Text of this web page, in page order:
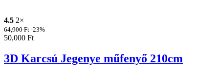
4.5 2×
64,900Ft -23%
50,000 Ft
3D Karcsú Jegenye műfenyő 210cm